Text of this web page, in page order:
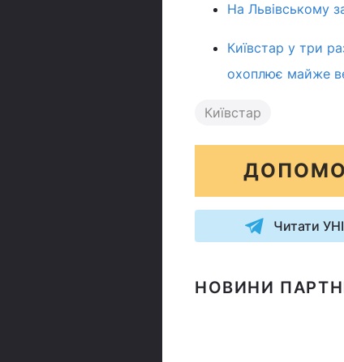
На Львівському
Київстар у три
охоплює майже
Київстар
Читати
НОВИНИ